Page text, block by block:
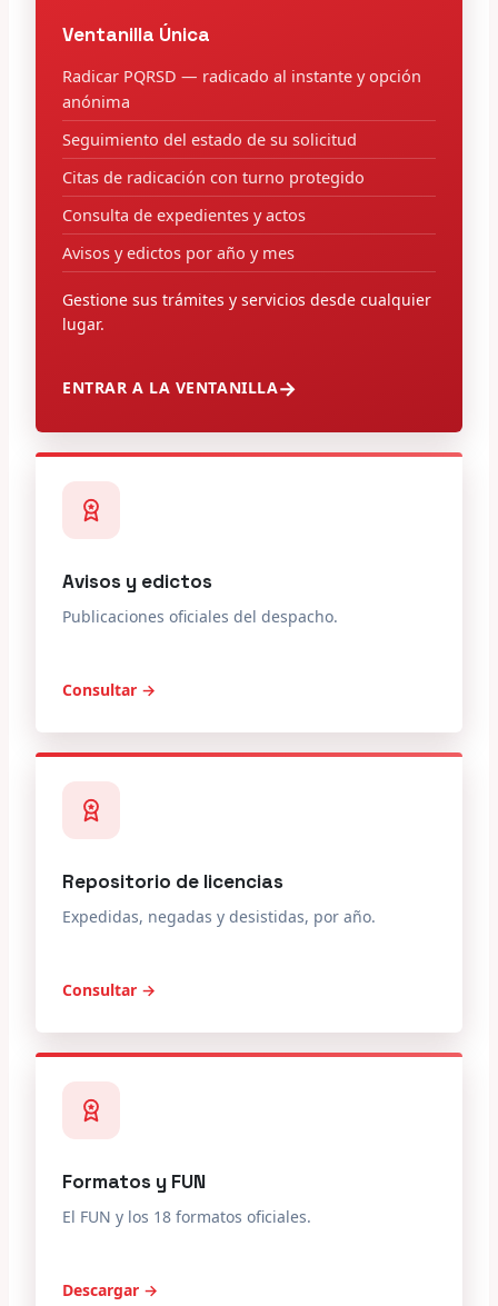
Ventanilla Única
Radicar PQRSD — radicado al instante y opción
anónima
Seguimiento del estado de su solicitud
Citas de radicación con turno protegido
Consulta de expedientes y actos
Avisos y edictos por año y mes
Gestione sus trámites y servicios desde cualquier
lugar.
ENTRAR A LA VENTANILLA
Avisos y edictos
Publicaciones oficiales del despacho.
Consultar →
Repositorio de licencias
Expedidas, negadas y desistidas, por año.
Consultar →
Formatos y FUN
El FUN y los 18 formatos oficiales.
Descargar →